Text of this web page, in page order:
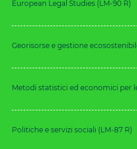
European Legal Studies (LM-90 R)
Georisorse e gestione
Metodi statistici ed economici per
Politiche e servizi sociali (LM-87 R)